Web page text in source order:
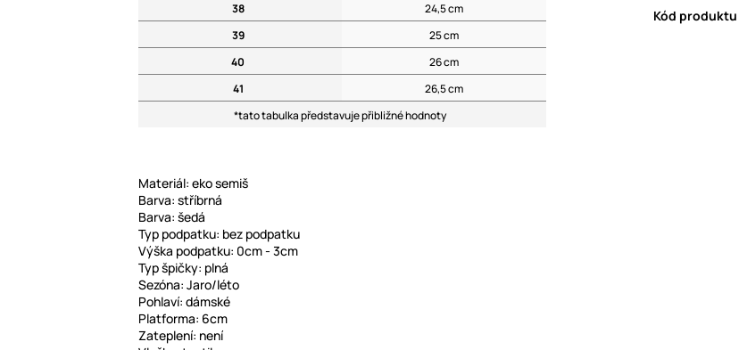
38
24,5 cm
39
25 cm
40
26 cm
41
26,5 cm
*tato tabulka představuje přibližné hodnoty
Materiál: eko semiš
Barva: stříbrná
Barva: šedá
Typ podpatku: bez podpatku
Výška podpatku: 0cm - 3cm
Typ špičky: plná
Sezóna: Jaro/léto
Pohlaví: dámské
Platforma: 6cm
Zateplení: není
Kód produktu